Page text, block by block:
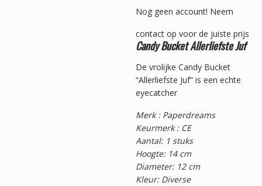
Nog geen account! Neem
contact op voor de juiste prijs
Candy Bucket Allerliefste Juf
De vrolijke Candy Bucket
“Allerliefste Juf” is een echte
eyecatcher
Merk : Paperdreams
Keurmerk : CE
Aantal: 1 stuks
Hoogte: 14 cm
Diameter: 12 cm
Kleur: Diverse